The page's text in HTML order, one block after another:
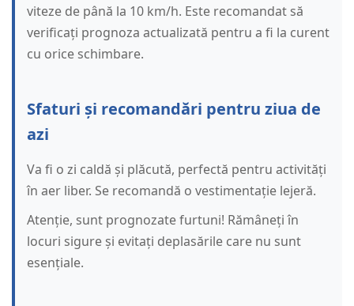
viteze de până la 10 km/h. Este recomandat să
verificați prognoza actualizată pentru a fi la curent
cu orice schimbare.
Sfaturi și recomandări pentru ziua de
azi
Va fi o zi caldă și plăcută, perfectă pentru activități
în aer liber. Se recomandă o vestimentație lejeră.
Atenție, sunt prognozate furtuni! Rămâneți în
locuri sigure și evitați deplasările care nu sunt
esențiale.